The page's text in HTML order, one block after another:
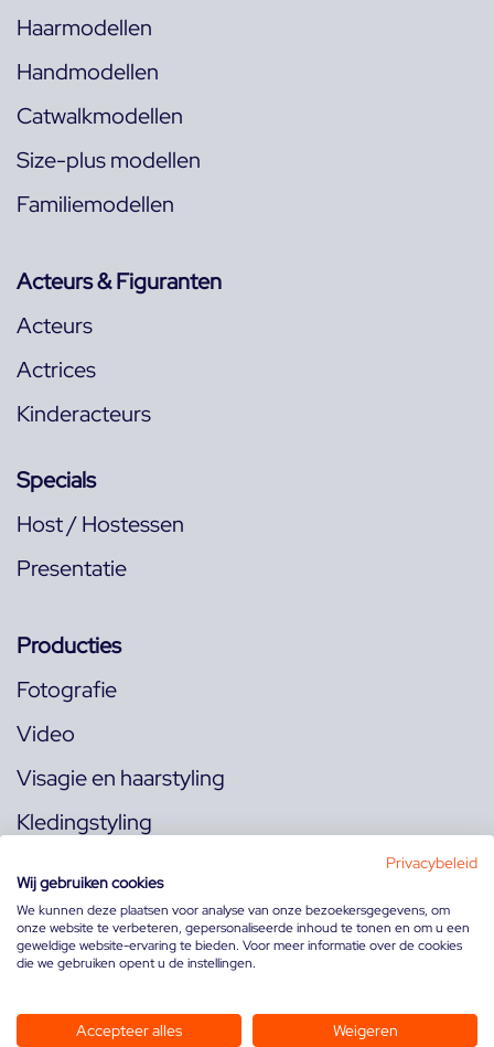
Haarmodellen
Handmodellen
Catwalkmodellen
Size-plus modellen
Familiemodellen
Acteurs & Figuranten
Acteurs
Actrices
Kinderacteurs
Specials
Host / Hostessen
Presentatie
Producties
Fotografie
Video
Visagie en haarstyling
Kledingstyling
Volg ons op:
Privacybeleid
Wij gebruiken cookies
We kunnen deze plaatsen voor analyse van onze bezoekersgegevens, om
onze website te verbeteren, gepersonaliseerde inhoud te tonen en om u een
geweldige website-ervaring te bieden. Voor meer informatie over de cookies
die we gebruiken opent u de instellingen.
Accepteer alles Weigeren